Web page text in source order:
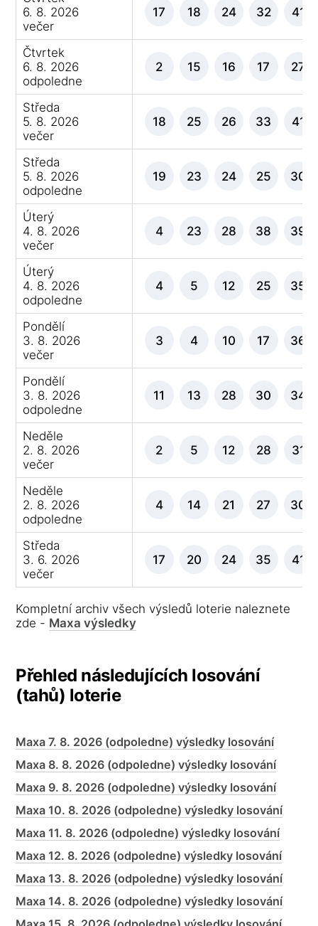
6. 8. 2026
večer
17 18 24 32 41
Čtvrtek
6. 8. 2026
odpoledne
2 15 16 17 27
Středa
5. 8. 2026
večer
18 25 26 33 41
Středa
5. 8. 2026
odpoledne
19 23 24 25 30
Úterý
4. 8. 2026
večer
4 23 28 38 39
Úterý
4. 8. 2026
odpoledne
4 5 12 25 35
Pondělí
3. 8. 2026
večer
3 4 10 17 36
Pondělí
3. 8. 2026
odpoledne
11 13 28 30 34
Neděle
2. 8. 2026
večer
2 5 12 28 31
Neděle
2. 8. 2026
odpoledne
4 14 21 27 30
Středa
3. 6. 2026
večer
17 20 24 35 41
Kompletní archiv všech výsledů loterie naleznete
zde - Maxa výsledky
Přehled následujících losování
(tahů) loterie
Maxa 7. 8. 2026 (odpoledne) výsledky losování
Maxa 8. 8. 2026 (odpoledne) výsledky losování
Maxa 9. 8. 2026 (odpoledne) výsledky losování
Maxa 10. 8. 2026 (odpoledne) výsledky losování
Maxa 11. 8. 2026 (odpoledne) výsledky losování
Maxa 12. 8. 2026 (odpoledne) výsledky losování
Maxa 13. 8. 2026 (odpoledne) výsledky losování
Maxa 14. 8. 2026 (odpoledne) výsledky losování